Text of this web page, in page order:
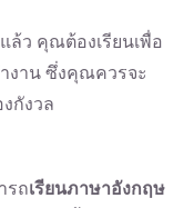
ล้ว คุณต้องเรียนเพื่อ
งาน ซึ่งคุณควรจะ
กังวล
รถเรียนภาษาอังกฤษ